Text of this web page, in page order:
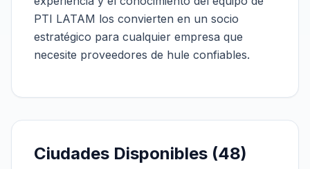
PTI LATAM los convierten en un socio
estratégico para cualquier empresa que
necesite proveedores de hule confiables.
Ciudades Disponibles (48)